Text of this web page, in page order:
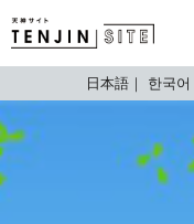
TENJIN SITE
日本語 한국어